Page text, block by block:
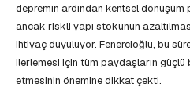
depremin ardından kentsel dönüşüm
ancak riskli yapı stokunun
ihtiyaç duyuluyor. Fenercioğlu, bu
ilerlemesi için tüm paydaşların
etmesinin önemine dikkat çekti.